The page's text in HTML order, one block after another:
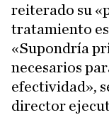
reiterado su
tratamiento
«Supondría
necesarios
efectividad»,
director